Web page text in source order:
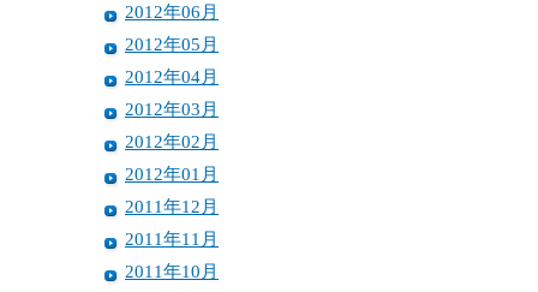
2012年06月
2012年05月
2012年04月
2012年03月
2012年02月
2012年01月
2011年12月
2011年11月
2011年10月